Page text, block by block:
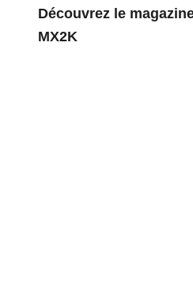
Découvrez le
MX2K